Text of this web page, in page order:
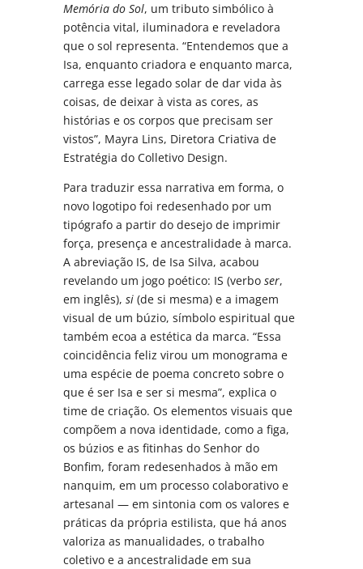
Memória do Sol, um tributo simbólico à
potência vital, iluminadora e reveladora
que o sol representa. “Entendemos que a
Isa, enquanto criadora e enquanto marca,
carrega esse legado solar de dar vida às
coisas, de deixar à vista as cores, as
histórias e os corpos que precisam ser
vistos”, Mayra Lins, Diretora Criativa de
Estratégia do Colletivo Design.
Para traduzir essa narrativa em forma, o
novo logotipo foi redesenhado por um
tipógrafo a partir do desejo de imprimir
força, presença e ancestralidade à marca.
A abreviação IS, de Isa Silva, acabou
revelando um jogo poético: IS (verboser,
em inglês),si (de si mesma) e a imagem
visual de um búzio, símbolo espiritual que
também ecoa a estética da marca. “Essa
coincidência feliz virou um monograma e
uma espécie de poema concreto sobre o
que é ser Isa e ser si mesma”, explica o
time de criação. Os elementos visuais que
compõem a nova identidade, como a figa,
os búzios e as fitinhas do Senhor do
Bonfim, foram redesenhados à mão em
nanquim, em um processo colaborativo e
artesanal — em sintonia com os valores e
práticas da própria estilista, que há anos
valoriza as manualidades, o trabalho
coletivo e a ancestralidade em sua